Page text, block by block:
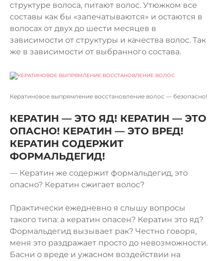
структуре волоса, питают волос. Утюжком все
составы как бы «запечатываются» и остаются в
волосах от двух до шести месяцев в
зависимости от структуры и качества волос. Так
же в зависимости от выбранного состава.
Кератиновое выпрямление восстановление волос — безопасно!
КЕРАТИН — ЭТО ЯД! КЕРАТИН — ЭТО
ОПАСНО! КЕРАТИН — ЭТО ВРЕД!
КЕРАТИН СОДЕРЖИТ
ФОРМАЛЬДЕГИД!
— Кератин же содержит формальдегид, это
опасно? Кератин сжигает волос?
Практически ежедневно я слышу вопросы
такого типа: а кератин опаcен? Кератин это яд?
Формальдегид вызывает рак? Честно говоря,
меня это раздражает просто до невозможности.
Басни о вреде и ужасном воздействии на